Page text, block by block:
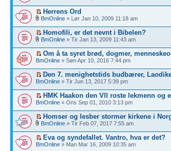
Herrens Ord
BmOnline » Lør Jan 10, 2009 11:18 am
Homofili, er det nevnt i Bibelen?
BmOnline » Tir Jan 13, 2009 11:43 am
Om å ta syret brød, dogmer,
BmOnline » Søn Apr 10, 2016 7:44 pm
Den 7. menighetstids budbærer,
BmOnline » Tir Jun 13, 2017 5:39 pm
HMK Haakon den Vll roste lekmenn og
BmOnline » Ons Sep 01, 2010 3:13 pm
Homser og lesber stormer kirkene i
BmOnline » Tir Feb 07, 2017 7:55 am
Eva og syndefallet. Vantro, hva er det?
BmOnline » Man Mar 16, 2009 10:35 am